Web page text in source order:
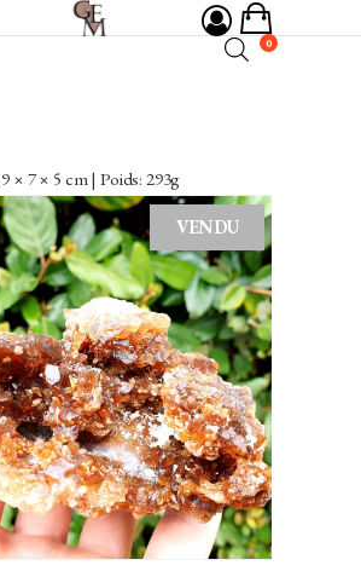
0
× 7 × 5 cm | Poids: 293g
VENDU